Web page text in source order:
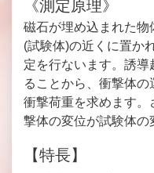
《測定原理》
磁石が埋め込まれた物
(試験体)の近くに置か
定を行ないます。誘
ることから、衝撃体の
衝撃荷重を求めます
撃体の変位が試験体の
【特長】